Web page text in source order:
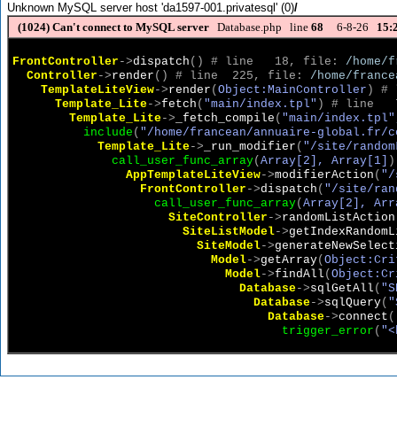
Unknown MySQL server host 'da1597-001.privatesql' (0)/
(1024) Can't connect to MySQL server Database.php line 68 6-8-26
FrontController ->dispatch ( ) # line   18, file: /home/
Controller ->render ( ) # line  225, file: /home/
TemplateLiteView->render ( Object:MainController )
#
Template_Lite->fetch ( "main/index.tpl" )
# line
Template_Lite-> _fetch_compile ( "main/
include ( "/home/francean/annuaire-
Template_Lite-> _run_modifier ( "/site/
call_user_func_array( Array[2], Array[1] )
AppTemplateLiteView->modifierAction ( "/
FrontController ->dispatch ( "/site/
call_user_func_array( Array[2],
SiteController ->randomListAction
SiteListModel->
SiteModel->
Model->getArray(
Model->findAll (
Database->sqlGetAll (
Database->sqlQuery(
Database->connect (
trigger_error (